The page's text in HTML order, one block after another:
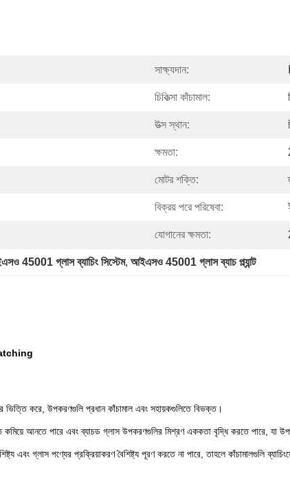
সাক্ষ্যদান:
চিকিত্সা কাঁচামাল:
উত্স স্থান:
ক্ষমতা:
মোটর শক্তি:
বিক্রয় পরে পরিষেবা:
যোগানের ক্ষমতা:
45001 গ্লাস ব্যাচিং সিস্টেম, আইএসও 45001 গ্লাস ব্যাচ প্ল্যান্ট
ভিত্তি করে, উপকরণগুলি প্রধান কাঁচামাল এবং সহায়কগুলিতে বিভক্ত।
কমিয়ে আনতে পারে এবং ব্যাচড গ্লাস উপকরণগুলির মিশ্রণ এককতা বৃদ্ধি করতে পারে,
এবং গ্লাস পণ্যের প্রক্রিয়াকরণ বৈশিষ্ট্য পূরণ করতে না পারে, তাহলে কাঁচামালগুলি